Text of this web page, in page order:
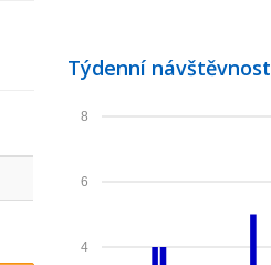
Týdenní návštěvnost
4
6
8